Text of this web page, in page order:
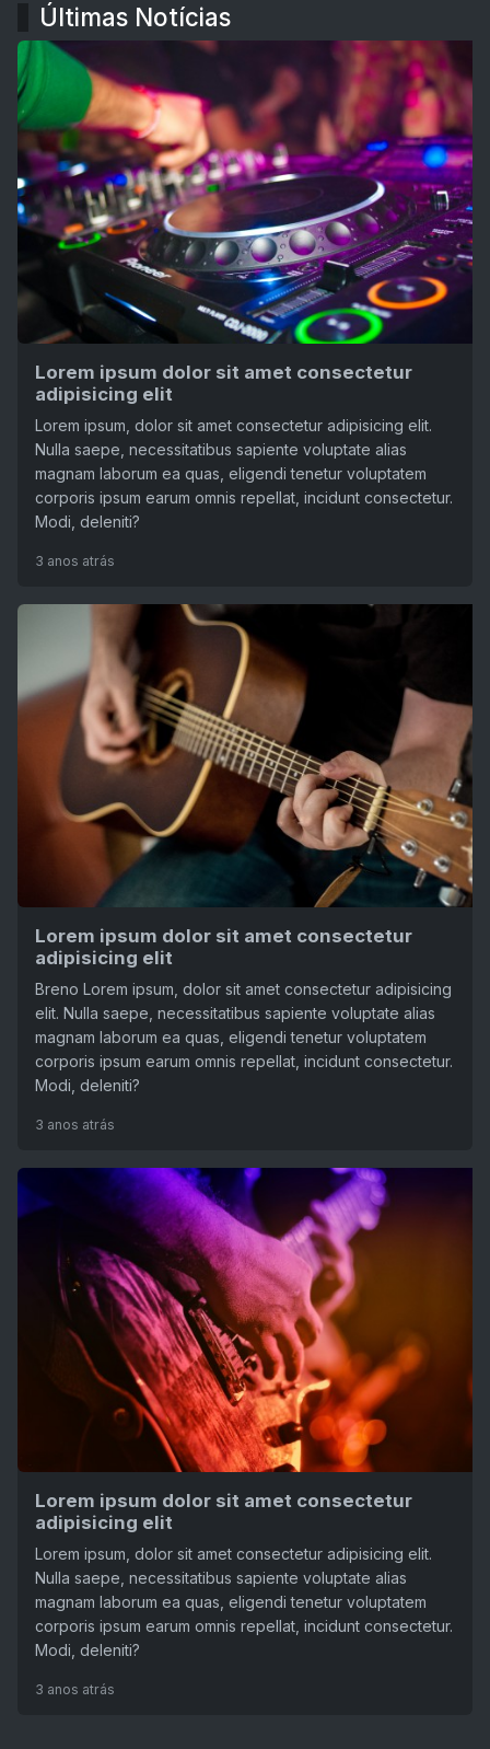
Últimas Notícias
Lorem ipsum dolor sit amet consectetur
adipisicing elit
Lorem ipsum, dolor sit amet consectetur adipisicing elit.
Nulla saepe, necessitatibus sapiente voluptate alias
magnam laborum ea quas, eligendi tenetur voluptatem
corporis ipsum earum omnis repellat, incidunt consectetur.
Modi, deleniti?
3 anos atrás
Lorem ipsum dolor sit amet consectetur
adipisicing elit
Breno Lorem ipsum, dolor sit amet consectetur adipisicing
elit. Nulla saepe, necessitatibus sapiente voluptate alias
magnam laborum ea quas, eligendi tenetur voluptatem
corporis ipsum earum omnis repellat, incidunt consectetur.
Modi, deleniti?
3 anos atrás
Lorem ipsum dolor sit amet consectetur
adipisicing elit
Lorem ipsum, dolor sit amet consectetur adipisicing elit.
Nulla saepe, necessitatibus sapiente voluptate alias
magnam laborum ea quas, eligendi tenetur voluptatem
corporis ipsum earum omnis repellat, incidunt consectetur.
Modi, deleniti?
3 anos atrás